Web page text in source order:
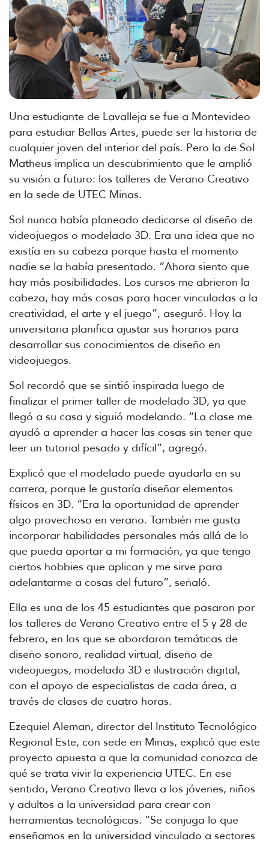
Una estudiante de Lavalleja se fue a Montevideo
para estudiar Bellas Artes, puede ser la historia de
cualquier joven del interior del país. Pero la de Sol
Matheus implica un descubrimiento que le amplió
su visión a futuro: los talleres de Verano Creativo
en la sede de UTEC Minas.
Sol nunca había planeado dedicarse al diseño de
videojuegos o modelado 3D. Era una idea que no
existía en su cabeza porque hasta el momento
nadie se la había presentado. “Ahora siento que
hay más posibilidades. Los cursos me abrieron la
cabeza, hay más cosas para hacer vinculadas a la
creatividad, el arte y el juego”, aseguró. Hoy la
universitaria planifica ajustar sus horarios para
desarrollar sus conocimientos de diseño en
videojuegos.
Sol recordó que se sintió inspirada luego de
finalizar el primer taller de modelado 3D, ya que
llegó a su casa y siguió modelando. “La clase me
ayudó a aprender a hacer las cosas sin tener que
leer un tutorial pesado y difícil”, agregó.
Explicó que el modelado puede ayudarla en su
carrera, porque le gustaría diseñar elementos
físicos en 3D. “Era la oportunidad de aprender
algo provechoso en verano. También me gusta
incorporar habilidades personales más allá de lo
que pueda aportar a mi formación, ya que tengo
ciertos hobbies que aplican y me sirve para
adelantarme a cosas del futuro”, señaló.
Ella es una de los 45 estudiantes que pasaron por
los talleres de Verano Creativo entre el 5 y 28 de
febrero, en los que se abordaron temáticas de
diseño sonoro, realidad virtual, diseño de
videojuegos, modelado 3D e ilustración digital,
con el apoyo de especialistas de cada área, a
través de clases de cuatro horas.
Ezequiel Aleman, director del Instituto Tecnológico
Regional Este, con sede en Minas, explicó que este
proyecto apuesta a que la comunidad conozca de
qué se trata vivir la experiencia UTEC. En ese
sentido, Verano Creativo lleva a los jóvenes, niños
y adultos a la universidad para crear con
herramientas tecnológicas. “Se conjuga lo que
enseñamos en la universidad vinculado a sectores